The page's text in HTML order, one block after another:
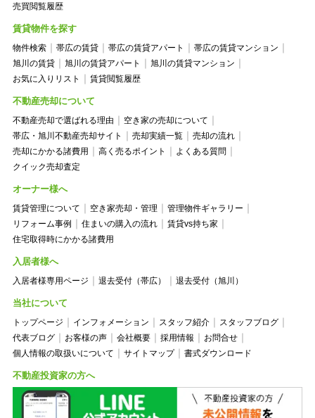
売買閲覧履歴
賃貸物件を探す
物件検索 帯広の賃貸 帯広の賃貸アパート
帯広の賃貸マンション
旭川の賃貸
旭川の賃貸アパート
旭川の賃貸マンション
お気に入りリスト
賃貸閲覧履歴
不動産売却について
不動産売却で選ばれる理由
空き家の売却について
帯広・旭川不動産売却サイト
売却実績一覧
売却の流れ
売却にかかる諸費用
高く売るポイント
よくある質問
クイック売却査定
オーナー様へ
賃貸管理について 空き家売却・管理
管理物件ギャラリー
リフォーム事例
住まいの購入の流れ
賃貸vs持ち家
住宅取得時にかかる諸費用
入居者様へ
入居者様専用ページ 退去受付（帯広） 退去受付（旭川）
当社について
トップページ インフォメーション スタッフ紹介
スタッフブログ
代表ブログ
お客様の声 会社概要 採用情報
お問合せ
個人情報の取扱いについて
サイトマップ 書式ダウンロード
不動産投資家の方へ